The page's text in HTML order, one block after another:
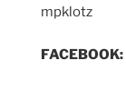
mpklotz
FACEBOOK: